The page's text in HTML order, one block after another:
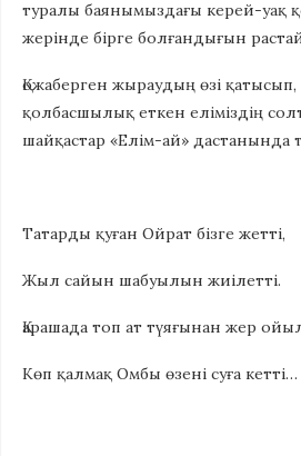
туралы баянымыздағы керей-уақ
жерінде бірге болғандығын
Қожаберген жыраудың өзі
қолбасшылық еткен еліміздің
шайқастар «Елім-ай» дастанында
Татарды қуған Ойрат бізге жетті,
Жыл сайын шабуылын жиілетті.
Қарашада топ ат түяғынан жер
Көп қалмақ Омбы өзені суға кетті…